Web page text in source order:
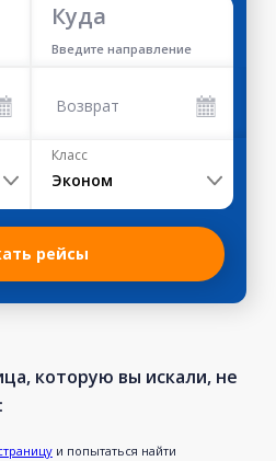
Куда
Введите направление
Возврат
Класс
Эконом
рейсы
которую вы искали, не
и попытаться найти